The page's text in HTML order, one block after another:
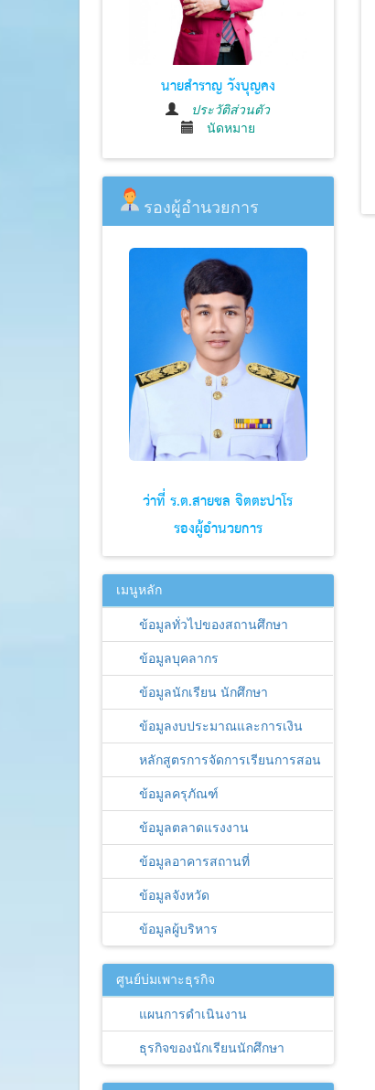
นายสำราญ วังบุญคง
ประวัติส่วนตัว
นัดหมาย
รองผู้อำนวยการ
ว่าที่ ร.ต.สายชล จิตตะปาโร
รองผู้อำนวยการ
เมนูหลัก
ข้อมูลทั่วไปของสถานศึกษา
ข้อมูลบุคลากร
ข้อมูลนักเรียน นักศึกษา
ข้อมูลงบประมาณและการเงิน
หลักสูตรการจัดการเรียนการสอน
ข้อมูลครุภัณฑ์
ข้อมูลตลาดแรงงาน
ข้อมูลอาคารสถานที่
ข้อมูลจังหวัด
ข้อมูลผู้บริหาร
ศูนย์บ่มเพาะธุรกิจ
แผนการดำเนินงาน
ธุรกิจของนักเรียนนักศึกษา